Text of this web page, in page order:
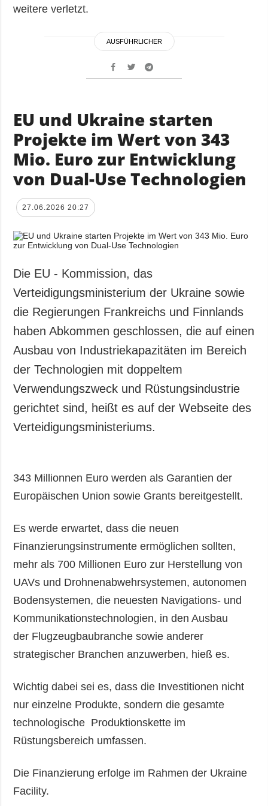
weitere verletzt.
AUSFÜHRLICHER
EU und Ukraine starten
Projekte im Wert von 343
Mio. Euro zur Entwicklung
von Dual-Use Technologien
27.06.2026 20:27
Die EU - Kommission, das
Verteidigungsministerium der Ukraine sowie
die Regierungen Frankreichs und Finnlands
haben Abkommen geschlossen, die auf einen
Ausbau von Industriekapazitäten im Bereich
der Technologien mit doppeltem
Verwendungszweck und Rüstungsindustrie
gerichtet sind, heißt es auf der Webseite des
Verteidigungsministeriums.
343 Millionnen Euro werden als Garantien der
Europäischen Union sowie Grants bereitgestellt.
Es werde erwartet, dass die neuen
Finanzierungsinstrumente ermöglichen sollten,
mehr als 700 Millionen Euro zur Herstellung von
UAVs und Drohnenabwehrsystemen, autonomen
Bodensystemen, die neuesten Navigations- und
Kommunikationstechnologien, in den Ausbau
der Flugzeugbaubranche sowie anderer
strategischer Branchen anzuwerben, hieß es.
Wichtig dabei sei es, dass die Investitionen nicht
nur einzelne Produkte, sondern die gesamte
technologische Produktionskette im
Rüstungsbereich umfassen.
Die Finanzierung erfolge im Rahmen der Ukraine
Facility.